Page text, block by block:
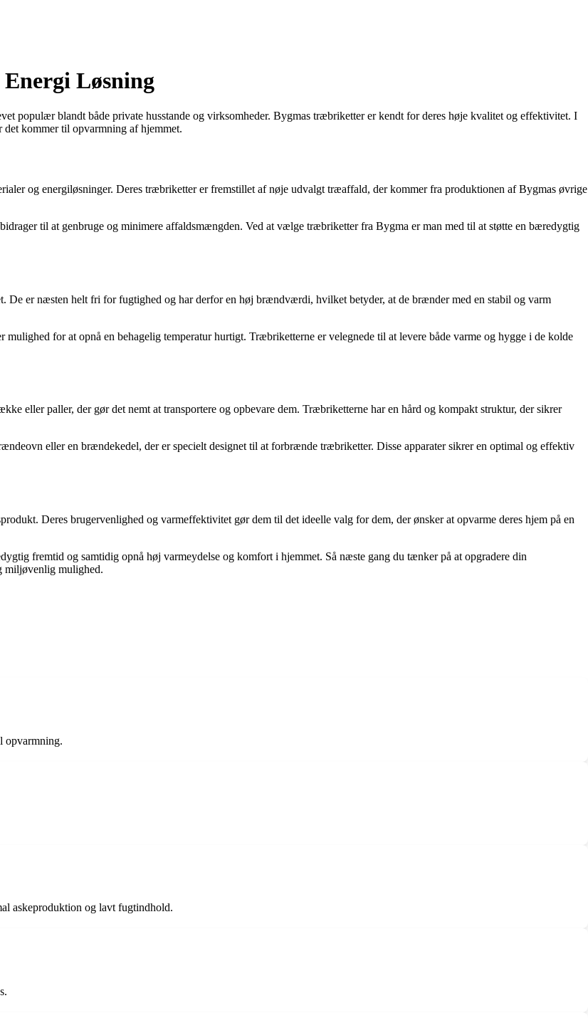
Løsning
populær blandt både private husstande og virksomheder. Bygmas træbriketter er kendt for deres høje kvalitet og effektivitet. I
kommer til opvarmning af hjemmet.
og energiløsninger. Deres træbriketter er fremstillet af nøje udvalgt træaffald, der kommer fra produktionen af Bygmas øvrige
til at genbruge og minimere affaldsmængden. Ved at vælge træbriketter fra Bygma er man med til at støtte en bæredygtig
De er næsten helt fri for fugtighed og har derfor en høj brændværdi, hvilket betyder, at de brænder med en stabil og varm
for at opnå en behagelig temperatur hurtigt. Træbriketterne er velegnede til at levere både varme og hygge i de kolde
eller paller, der gør det nemt at transportere og opbevare dem. Træbriketterne har en hård og kompakt struktur, der sikrer
eller en brændekedel, der er specielt designet til at forbrænde træbriketter. Disse apparater sikrer en optimal og effektiv
Deres brugervenlighed og varmeffektivitet gør dem til det ideelle valg for dem, der ønsker at opvarme deres hjem på en
fremtid og samtidig opnå høj varmeydelse og komfort i hjemmet. Så næste gang du tænker på at opgradere din
miljøvenlig mulighed.
opvarmning.
askeproduktion og lavt fugtindhold.